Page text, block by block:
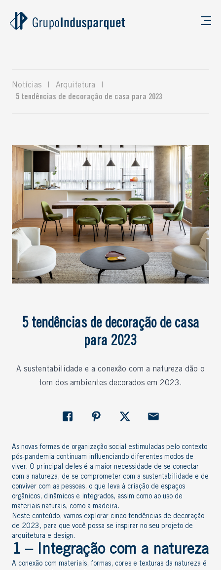
Notícias Arquitetura
5 tendências de decoração de casa para 2023
5 tendências de decoração de casa
para 2023
A sustentabilidade e a conexão com a natureza dão o
tom dos ambientes decorados em 2023.
As novas formas de organização social estimuladas pelo contexto
pós-pandemia continuam influenciando diferentes modos de
viver. O principal deles é a maior necessidade de se conectar
com a natureza, de se comprometer com a sustentabilidade e de
conviver com as pessoas, o que leva à criação de espaços
orgânicos, dinâmicos e integrados, assim como ao uso de
materiais naturais, como a madeira.
Neste conteúdo, vamos explorar cinco tendências de decoração
de 2023, para que você possa se inspirar no seu projeto de
arquitetura e design.
1 – Integração com a natureza
A conexão com materiais, formas, cores e texturas da natureza é